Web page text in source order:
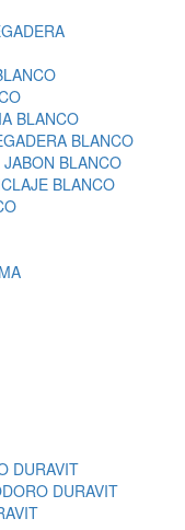
BLANCO
BLANCO
BLANCO
BLANCO
DURAVIT
DURAVIT